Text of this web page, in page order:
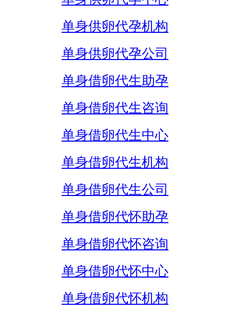
单身供卵代孕机构
单身供卵代孕公司
单身借卵代生助孕
单身借卵代生咨询
单身借卵代生中心
单身借卵代生机构
单身借卵代生公司
单身借卵代怀助孕
单身借卵代怀咨询
单身借卵代怀中心
单身借卵代怀机构